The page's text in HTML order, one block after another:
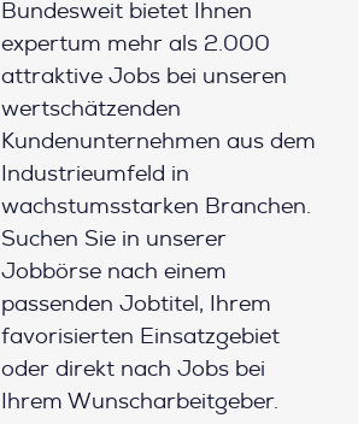
Bundesweit bietet Ihnen
expertum mehr als 2.000
attraktive Jobs bei unseren
wertschätzenden
Kundenunternehmen aus dem
Industrieumfeld in
wachstumsstarken Branchen.
Suchen Sie in unserer
Jobbörse nach einem
passenden Jobtitel, Ihrem
favorisierten Einsatzgebiet
oder direkt nach Jobs bei
Ihrem Wunscharbeitgeber.